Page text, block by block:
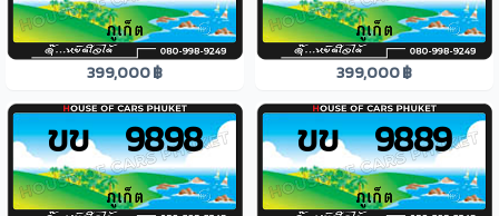
399,000 ฿ 399,000 ฿
ขข 9898 ขข 9889